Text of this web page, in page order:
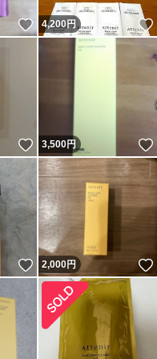
いいね！
4,200円
いいね！
3,500円
いいね！
2,000円